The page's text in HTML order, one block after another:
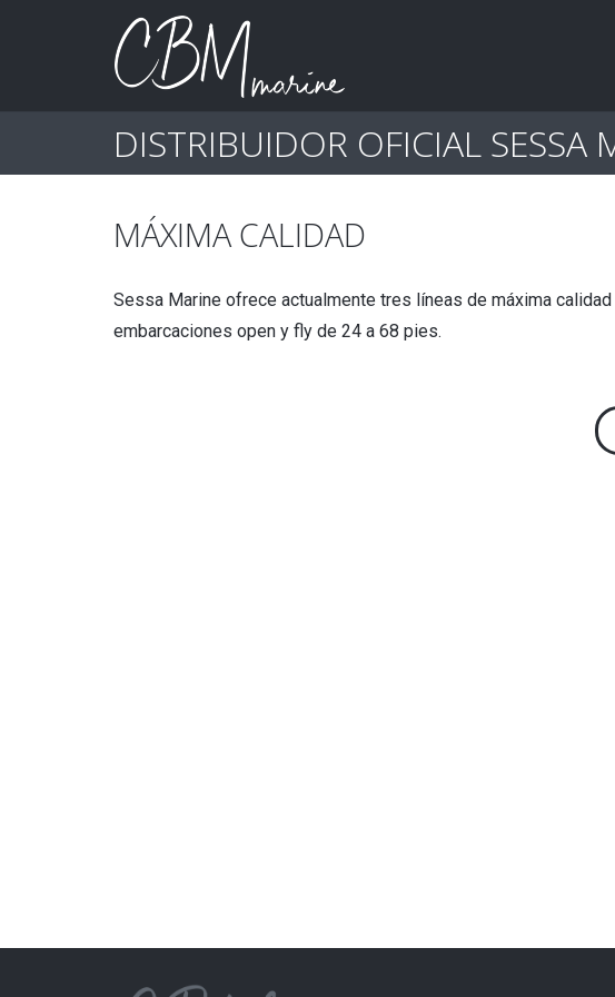
DISTRIBUIDOR OFICIAL SESSA
MÁXIMA CALIDAD
Sessa Marine ofrece actualmente tres líneas de máxima
embarcaciones open y fly de 24 a 68 pies.